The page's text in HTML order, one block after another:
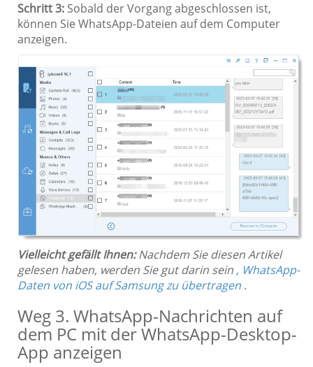
Schritt 3: Sobald der Vorgang abgeschlossen ist,
können Sie WhatsApp-Dateien auf dem Computer
anzeigen.
Vielleicht gefällt Ihnen:Nachdem Sie diesen Artikel
gelesen haben, werden Sie gut darin sein , WhatsApp-
Daten von iOS auf Samsung zu übertragen .
Weg 3. WhatsApp-Nachrichten auf
dem PC mit der WhatsApp-Desktop-
App anzeigen